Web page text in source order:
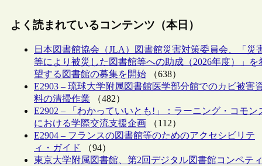
よく読まれているコンテンツ（本日）
日本図書館協会（JLA）図書館災害対策委員会、「災
等により被災した図書館等への助成（2026年度）」を
望する図書館の募集を開始 （638）
E2903 – 琉球大学附属図書館医学部分館でのカビ被害
料の清掃作業 （482）
E2902 – 「わかっていいとも!」：ラーニング・コモン
における学際交流支援企画 （112）
E2904 – フランスの図書館等のためのアクセシビリテ
ィ・ガイド
（94）
東京大学附属図書館、第2回デジタル図書館コンペティ